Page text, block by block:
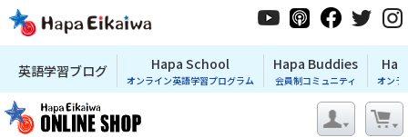
英語学習ブログ Hapa School
オンライン英語学習プログラム
Hapa Buddies
会員制コミュニティ オンラ